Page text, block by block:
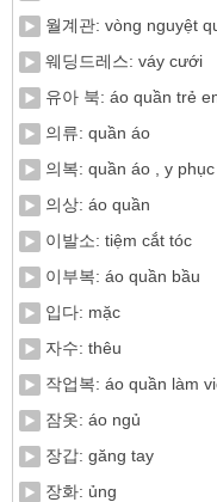
월계관: vòng nguyệt
웨딩드레스: váy cưới
유아 북: áo quần trẻ
의류: quần áo
의복: quần áo , y phục
의상: áo quần
이발소: tiệm cắt tóc
이부복: áo quần bầu
입다: mặc
자수: thêu
작업복: áo quần làm
잠옷: áo ngủ
장갑: găng tay
장화: ủng